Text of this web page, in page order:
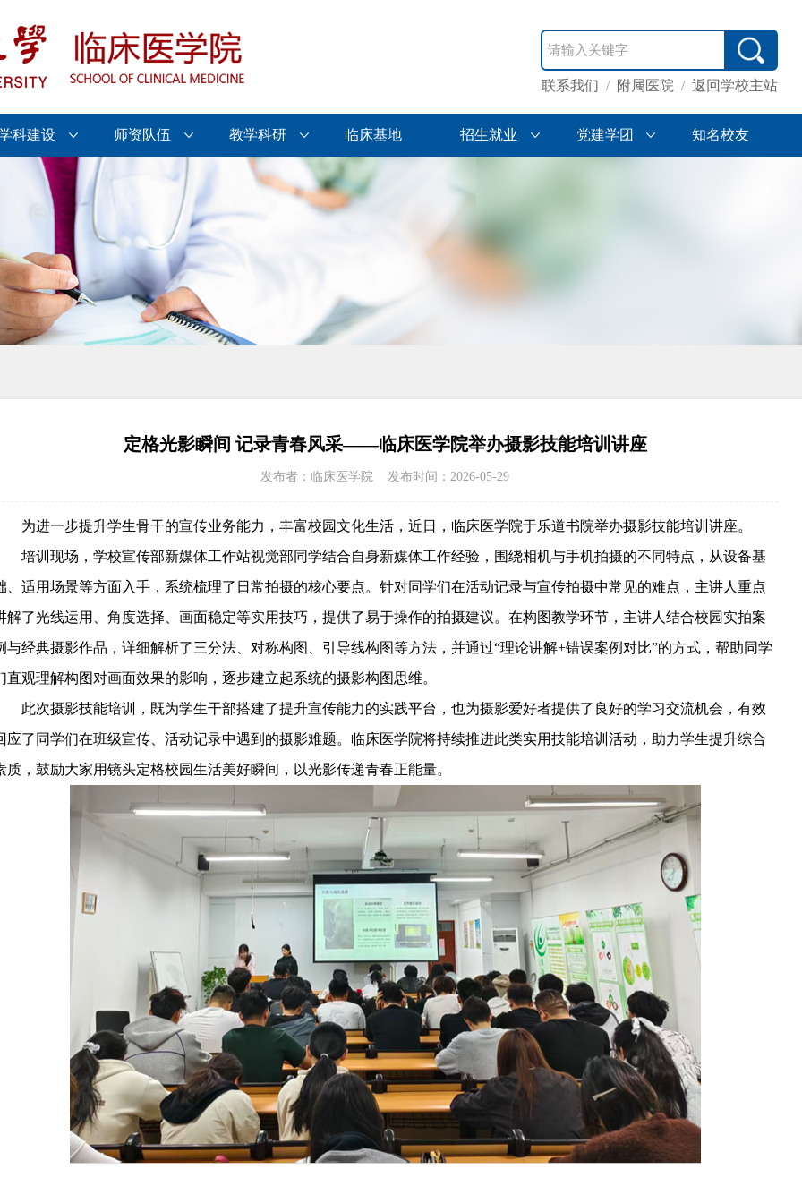
返回学校主站
/
附属医院
/
联系我们
科建设 师资队伍 教学科研 临床基地 招生就业 党建学团 知名校友
定格光影瞬间 记录青春风采——临床医学院举办摄影技能培训讲座
发布者：临床医学院 发布时间：2026-05-29
为进一步提升学生骨干的宣传业务能力，丰富校园文化生活，近日，临床医学院于乐道书院举办摄影技能培训讲座。
培训 现场 ， 学校宣传部新媒体工作站视觉部同学结合自身新媒体工作经验，围绕相机与手机拍摄的不同特点，从设备基
、适用场景等方面入手，系统梳理了日常拍摄的核心要点。针对同学们在活动记录与宣传拍摄中常见的难点，主讲人重点
解了光线运用、角度选择、画面稳定等实用技巧，提供了易于操作的拍摄建议。在构图教学环节，主讲人结合校园实拍案
与经典摄影作品，详细解析了三分法、对称构图、引导线构图等方法，并通过“理论讲解+错误案例对比”的方式，帮助同学
直观理解构图对画面效果的影响，逐步建立起系统的摄影构图思维。
此次摄影技能培训，既为学生干部搭建了提升宣传能力的实践平台，也为摄影爱好者提供了良好的学习交流机会，有效
应了同学们在班级宣传、活动记录中遇到的摄影难题。临床医学院将持续推进此类实用技能培训活动，助力学生提升综合
质，鼓励大家用镜头定格校园生活美好瞬间，以光影传递青春正能量。